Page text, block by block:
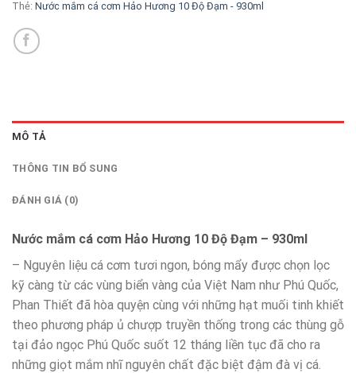
Thẻ: Nước mắm cá cơm Hảo Hương 10 Độ Đạm - 930ml
MÔ TẢ
THÔNG TIN BỔ SUNG
ĐÁNH GIÁ (0)
Nước mắm cá cơm Hảo Hương 10 Độ Đạm – 930ml
– Nguyên liệu cá cơm tươi ngon, bóng mẩy được chọn lọc
kỹ càng từ các vùng biển vàng của Việt Nam như Phú Quốc,
Phan Thiết đã hòa quyện cùng với những hạt muối tinh khiết
theo phương pháp ủ chượp truyền thống trong các thùng gỗ
tại đảo ngọc Phú Quốc suốt 12 tháng liền tục đã cho ra
những giọt mắm nhĩ nguyên chất đặc biệt đậm đà vị cá.